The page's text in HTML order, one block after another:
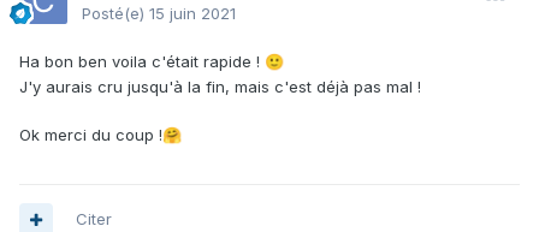
Posté(e) 15 juin 2021
Ha bon ben voila c'était rapide ! 🙂
J'y aurais cru jusqu'à la fin, mais c'est déjà pas mal !
Ok merci du coup !🤗
Citer